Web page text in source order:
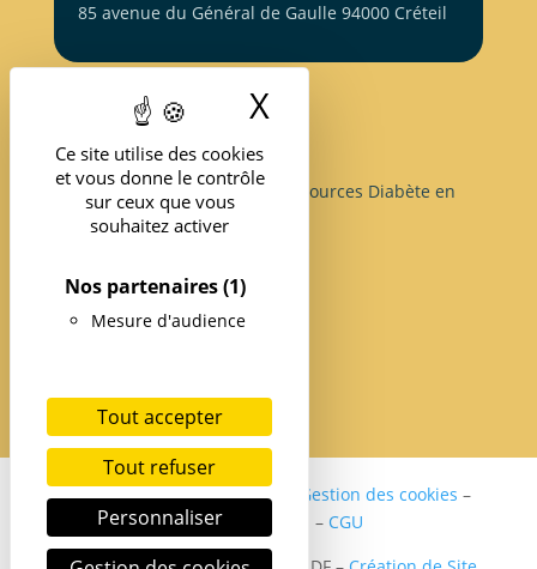
Ce site utilise des cookies
et vous donne le contrôle
sur ceux que vous
souhaitez activer
Nos partenaires(1)
Mesure d'audience
Tout accepter
Tout refuser
Personnaliser
X
85 avenue du Général de Gaulle 94000 Créteil
Structure d’Expertise et de Ressources Diabète en
île-de-France
Politique de confidentialité Gestion des cookies –
Mentions légales
– CGU